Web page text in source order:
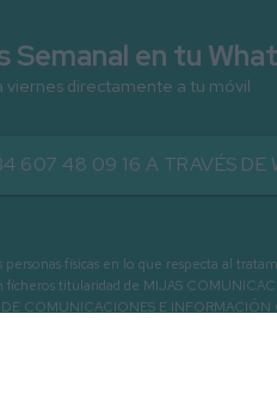
Semanal en tu
viernes directamente a tu móvil
607 48 09 16 A TRAVÉS DE
físicas en lo que respecta al
titularidad de MIJAS
COMUNICACIONES E INFORMACIÓN